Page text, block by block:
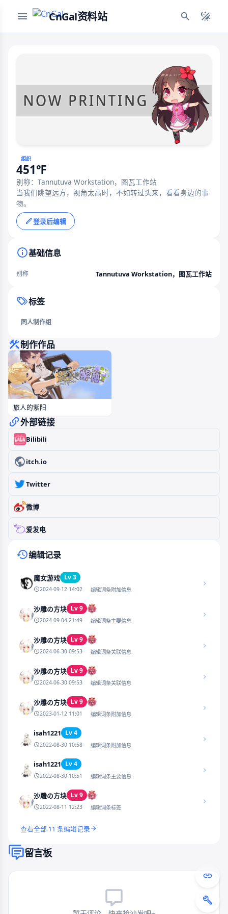
CnGal资料站
组织
451℉
别称：Tannutuva Workstation，图瓦工作站
当我们眺望远方，视角太高时，不如转过头来，看看身边的事
物。
登录后编辑
制作作品
旅人的紫阳
留言板
基础信息
别称 Tannutuva Workstation，图瓦工作站
标签
同人制作组
外部链接
Bilibili
itch.io
Twitter
微博
爱发电
编辑记录
魔女游戏 Lv 3
2024-09-12 14:02 编辑词条附加信息
沙雕の方块 Lv 9
2024-09-04 21:49 编辑词条主要信息
沙雕の方块 Lv 9
2024-06-30 09:53 编辑词条关联信息
沙雕の方块 Lv 9
2024-06-30 09:53 编辑词条关联信息
沙雕の方块 Lv 9
2023-01-12 11:01 编辑词条附加信息
isah1221 Lv 4
2022-08-30 10:58 编辑词条附加信息
isah1221 Lv 4
2022-08-30 10:51 编辑词条主要信息
沙雕の方块 Lv 9
2022-08-11 12:23 编辑词条标签
查看全部 11 条编辑记录